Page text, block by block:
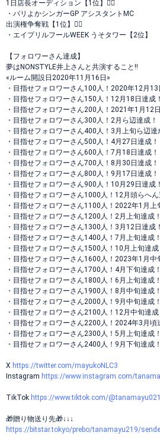
1日店長オーディション【1位】❤️‍🔥
・バリよかシンガーGP アシスタントMC
出演権争奪戦【1位】❤️‍🔥
・エイプリルフールWEEK うそタワー【2位】
【フォロワーさん達成】
夢はNONSTYLE井上さんと共演すること‼️
«ルーム開設日2020年11月16日»
・目指せフォロワーさん100人！2020年12月13
・目指せフォロワーさん150人！12月18日達成！
・目指せフォロワーさん200人！2021年1月12
・目指せフォロワーさん300人！2月ら辺達成！
・目指せフォロワーさん400人！3月上旬ら辺達
・目指せフォロワーさん500人！4月27日達成！
・目指せフォロワーさん600人！7月18日達成！
・目指せフォロワーさん700人！8月30日達成！
・目指せフォロワーさん800人！9月17日達成！
・目指せフォロワーさん900人！10月29日達成！
・目指せフォロワーさん1000人！12月頭らへん
・目指せフォロワーさん1100人！2022年1月上
・目指せフォロワーさん1200人！2月上旬達成！
・目指せフォロワーさん1300人！3月12日達成！
・目指せフォロワーさん1400人！7月上旬達成！
・目指せフォロワーさん1500人！10月上旬達成
・目指せフォロワーさん1600人！2023年1月中
・目指せフォロワーさん1700人！4月下旬達成！
・目指せフォロワーさん1800人！6月上旬達成！
・目指せフォロワーさん1900人！8月中旬達成！
・目指せフォロワーさん2000人！9月中旬達成！
・目指せフォロワーさん2100人！12月中旬達成
・目指せフォロワーさん2200人！2024年3月頃
・目指せフォロワーさん2300人！5月上旬達成！
・目指せフォロワーさん2400人！9月下旬達成！
X https://twitter.com/mayukoNLC3
Instagram https://www.instagram.com/
TikTok https://www.tiktok.com/
🎁贈り物送り先🎁↓↓↓
https://bitstar.tokyo/prebo/tanamayu219/